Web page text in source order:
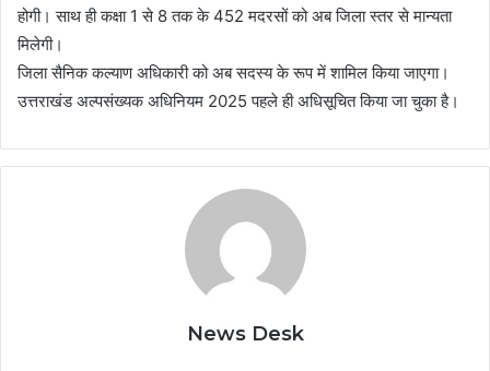
होगी। साथ ही कक्षा 1 से 8 तक के 452 मदरसों को अब जिला स्तर से मान्यता
मिलेगी।
जिला सैनिक कल्याण अधिकारी को अब सदस्य के रूप में शामिल किया जाएगा।
उत्तराखंड अल्पसंख्यक अधिनियम 2025 पहले ही अधिसूचित किया जा चुका है।
News Desk